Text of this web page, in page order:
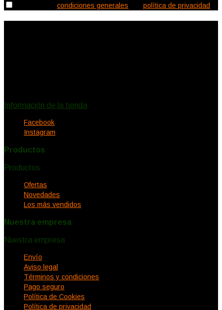
condiciones generales política de privacidad
Información de la tienda
Facebook
Instagram
Productos
Productos
Ofertas
Novedades
Los más vendidos
Nuestra empresa
Nuestra empresa
Envío
Aviso legal
Términos y condiciones
Pago seguro
Política de Cookies
Política de privacidad